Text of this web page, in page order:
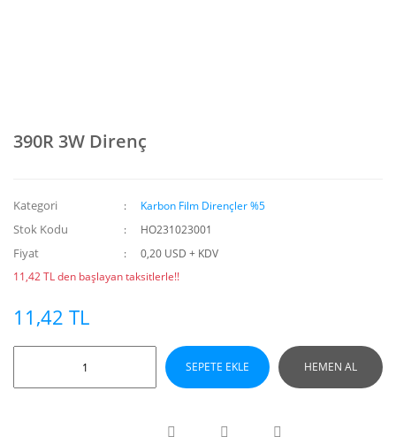
390R 3W Direnç
Kategori Karbon Film Dirençler %5
Stok Kodu HO231023001
Fiyat
0,20 USD + KDV
11,42 TL den başlayan taksitlerle!!
11,42 TL
SEPETE EKLE HEMEN AL